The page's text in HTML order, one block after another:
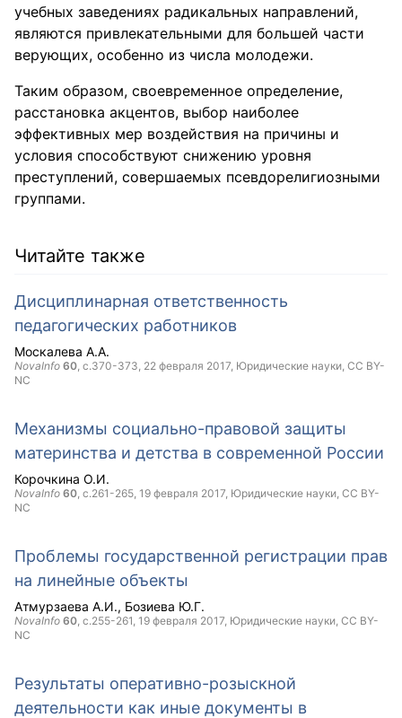
учебных заведениях радикальных направлений,
являются привлекательными для большей части
верующих, особенно из числа молодежи.
Таким образом, своевременное определение,
расстановка акцентов, выбор наиболее
эффективных мер воздействия на причины и
условия способствуют снижению уровня
преступлений, совершаемых псевдорелигиозными
группами.
Читайте также
Дисциплинарная ответственность
педагогических работников
Москалева А.А.
NovaInfo 60, с.370-373, 22 февраля 2017, Юридические науки, CC BY-
NC
Механизмы социально-правовой защиты
материнства и детства в современной России
Корочкина О.И.
NovaInfo 60, с.261-265, 19 февраля 2017, Юридические науки, CC BY-
NC
Проблемы государственной регистрации прав
на линейные объекты
Атмурзаева А.И. Бозиева Ю.Г.
NovaInfo 60, с.255-261, 19 февраля 2017, Юридические науки, CC BY-
NC
Результаты оперативно-розыскной
деятельности как иные документы в